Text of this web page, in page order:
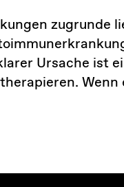
zugrunde
Ursache ist